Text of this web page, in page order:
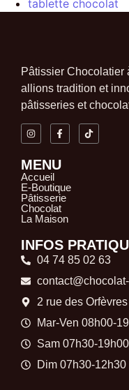
tablette chocolat
Pâtissier Chocolatier
allions tradition et
pâtisseries et
MENU
Accueil
E-Boutique
Pâtisserie
Chocolat
La Maison
INFOS
04 74 85 02 63
2 rue des
Mar-Ven 08h00-
Sam 07h30-19h00
Dim 07h30-12h30